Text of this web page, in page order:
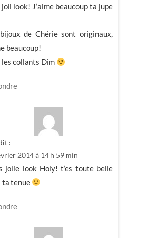
look! J’aime beaucoup ta jupe
de Chérie sont originaux,
beaucoup!
collants Dim
:
2014 à 14 h 59 min
jolie look Holy! t’es toute belle
ta tenue